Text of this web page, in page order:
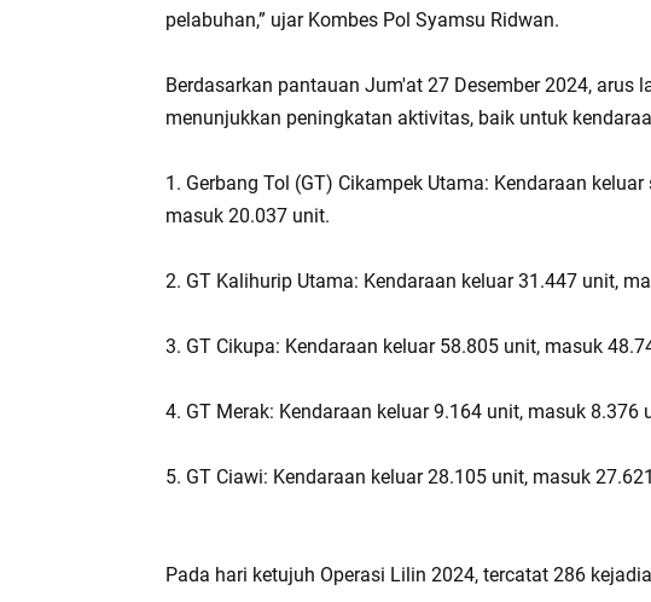
pelabuhan,” ujar Kombes Pol Syamsu Ridwan.
Berdasarkan pantauan Jum'at 27 Desember 2024, arus
menunjukkan peningkatan aktivitas, baik untuk
1. Gerbang Tol (GT) Cikampek Utama: Kendaraan
masuk 20.037 unit.
2. GT Kalihurip Utama: Kendaraan keluar 31.447 unit,
3. GT Cikupa: Kendaraan keluar 58.805 unit, masuk
4. GT Merak: Kendaraan keluar 9.164 unit, masuk 8.376
5. GT Ciawi: Kendaraan keluar 28.105 unit, masuk
Pada hari ketujuh Operasi Lilin 2024, tercatat 286